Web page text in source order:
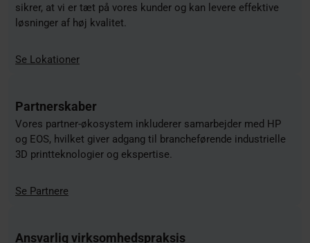
sikrer, at vi er tæt på vores kunder og kan levere effektive
løsninger af høj kvalitet.
Se Lokationer
Partnerskaber
Vores partner-økosystem inkluderer samarbejder med HP
og EOS, hvilket giver adgang til brancheførende industrielle
3D printteknologier og ekspertise.
Se Partnere
Ansvarlig virksomhedspraksis